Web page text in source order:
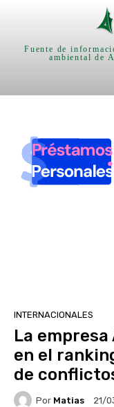
Fuente de
ambiental de
INTERNACIONALES
La
en el
de
Por Matias 21/